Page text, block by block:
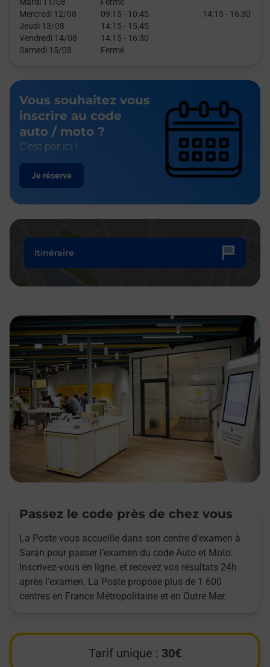
Mercredi 12/08
09:15 - 10:45 14:15 - 16:30
Jeudi 13/08
14:15 - 15:45
Vendredi 14/08
14:15 - 16:30
Samedi 15/08
Fermé
Vous souhaitez vous
inscrire au code
auto / moto ?
C'est par ici !
Je réserve
Itinéraire
Passez le code près de chez vous
La Poste vous accueille dans son centre d'examen à
Saran pour passer l’examen du code Auto et Moto.
Inscrivez-vous en ligne, et recevez vos résultats 24h
après l'examen. La Poste propose plus de 1 600
centres en France Métropolitaine et en Outre Mer.
Tarif unique : 30€